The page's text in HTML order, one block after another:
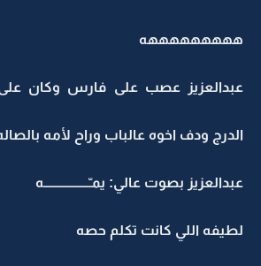
هههههههههه
عبدالعزيز عصب على فارس وكان
الدرج ودف اخوه عالباب وراح لأمه
عبدالعزيز بصوت عالي: يمـّـــــــــــــــــه
لطيفه اللي كانت تكلم حصه